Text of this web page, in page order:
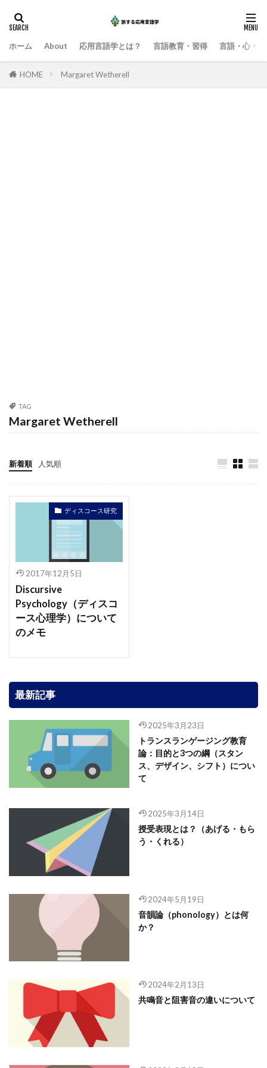
ホーム About 応用言語学とは？ 言語教育・習得 言語・心・
HOME Margaret Wetherell
TAG
Margaret Wetherell
新着順 人気順
ディスコース研究
2017年12月5日
Discursive
Psychology（ディスコ
ース心理学）について
のメモ
最新記事
2025年3月23日
トランスランゲージング教育
論：目的と3つの綱（スタン
ス、デザイン、シフト）につい
て
2025年3月14日
授受表現とは？（あげる・もら
う・くれる）
2024年5月19日
音韻論（phonology）とは何
か？
2024年2月13日
共鳴音と阻害音の違いについて